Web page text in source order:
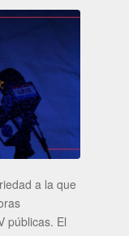
a la que
públicas. El